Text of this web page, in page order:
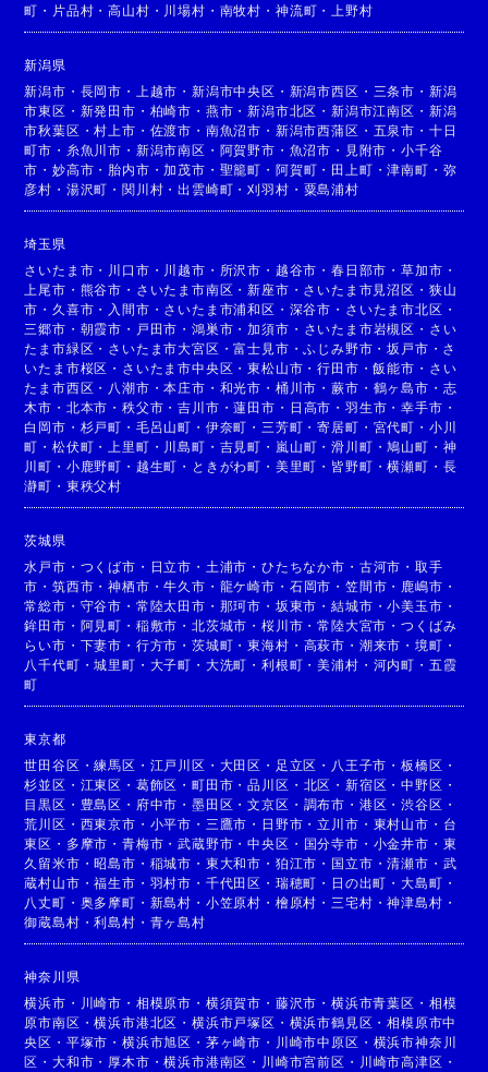
町 ・ 片品村 ・高山村 ・ 川場村 ・ 南牧村 ・ 神流町 ・ 上野村
新潟県
新潟市 ・ 長岡市 ・ 上越市 ・新潟市中央区 ・ 新潟市西区 ・ 三条市 ・ 新潟
市東区 ・ 新発田市 ・ 柏崎市 ・ 燕市 ・新潟市北区 ・新潟市江南区 ・ 新潟
市秋葉区 ・村上市 ・ 佐渡市 ・ 南魚沼市 ・ 新潟市西蒲区 ・ 五泉市 ・ 十日
町市 ・ 糸魚川市 ・ 新潟市南区 ・ 阿賀野市 ・ 魚沼市 ・ 見附市 ・小千谷
市 ・妙高市 ・ 胎内市 ・加茂市 ・ 聖籠町 ・ 阿賀町 ・ 田上町 ・津南町 ・ 弥
彦村 ・ 湯沢町 ・関川村 ・出雲崎町 ・刈羽村 ・ 粟島浦村
埼玉県
さいたま市 ・ 川口市 ・ 川越市 ・ 所沢市 ・ 越谷市 ・春日部市 ・草加市 ・
上尾市 ・ 熊谷市 ・ さいたま市南区 ・新座市 ・ さいたま市見沼区 ・ 狭山
市 ・ 久喜市 ・ 入間市 ・ さいたま市浦和区 ・ 深谷市 ・ さいたま市北区 ・
三郷市 ・ 朝霞市 ・ 戸田市 ・鴻巣市 ・加須市 ・ さいたま市岩槻区 ・ さい
たま市緑区 ・ さいたま市大宮区 ・富士見市 ・ふじみ野市 ・坂戸市 ・ さ
いたま市桜区 ・ さいたま市中央区 ・東松山市 ・行田市 ・飯能市 ・ さい
たま市西区 ・ 八潮市 ・本庄市 ・ 和光市 ・ 桶川市 ・蕨市 ・ 鶴ヶ島市 ・ 志
木市 ・ 北本市 ・秩父市 ・吉川市 ・蓮田市 ・ 日高市 ・ 羽生市 ・幸手市 ・
白岡市 ・ 杉戸町 ・ 毛呂山町 ・ 伊奈町 ・ 三芳町 ・寄居町 ・ 宮代町 ・ 小川
町 ・松伏町 ・ 上里町 ・ 川島町 ・ 吉見町 ・ 嵐山町 ・滑川町 ・鳩山町 ・ 神
川町 ・ 小鹿野町 ・ 越生町 ・ ときがわ町 ・ 美里町 ・ 皆野町 ・横瀬町 ・ 長
瀞町 ・ 東秩父村
茨城県
水戸市 ・ つくば市 ・ 日立市 ・ 土浦市 ・ひたちなか市 ・ 古河市 ・ 取手
市 ・筑西市 ・神栖市 ・牛久市 ・ 龍ケ崎市 ・ 石岡市 ・ 笠間市 ・ 鹿嶋市 ・
常総市 ・ 守谷市 ・ 常陸太田市 ・ 那珂市 ・ 坂東市 ・結城市 ・小美玉市 ・
鉾田市 ・ 阿見町 ・ 稲敷市 ・北茨城市 ・桜川市 ・常陸大宮市 ・つくばみ
らい市 ・ 下妻市 ・ 行方市 ・茨城町 ・東海村 ・ 高萩市 ・ 潮来市 ・ 境町 ・
八千代町 ・城里町 ・ 大子町 ・ 大洗町 ・利根町 ・美浦村 ・ 河内町 ・ 五霞
町
東京都
世田谷区 ・練馬区 ・ 江戸川区 ・ 大田区 ・ 足立区 ・ 八王子市 ・板橋区 ・
杉並区 ・ 江東区 ・ 葛飾区 ・町田市 ・品川区 ・ 北区 ・ 新宿区 ・中野区 ・
目黒区 ・ 豊島区 ・ 府中市 ・墨田区 ・文京区 ・ 調布市 ・ 港区 ・渋谷区 ・
荒川区 ・ 西東京市 ・ 小平市 ・ 三鷹市 ・ 日野市 ・立川市 ・ 東村山市 ・ 台
東区 ・ 多摩市 ・青梅市 ・武蔵野市 ・中央区 ・ 国分寺市 ・ 小金井市 ・ 東
久留米市 ・昭島市 ・ 稲城市 ・ 東大和市 ・ 狛江市 ・ 国立市 ・清瀬市 ・ 武
蔵村山市 ・福生市 ・ 羽村市 ・ 千代田区 ・ 瑞穂町 ・ 日の出町 ・大島町 ・
八丈町 ・ 奥多摩町 ・ 新島村 ・ 小笠原村 ・ 檜原村 ・ 三宅村 ・神津島村 ・
御蔵島村 ・利島村 ・ 青ヶ島村
神奈川県
横浜市 ・ 川崎市 ・ 相模原市 ・ 横須賀市 ・ 藤沢市 ・横浜市青葉区 ・ 相模
原市南区 ・横浜市港北区 ・横浜市戸塚区 ・ 横浜市鶴見区 ・相模原市中
央区 ・ 平塚市 ・横浜市旭区 ・ 茅ヶ崎市 ・ 川崎市中原区 ・ 横浜市神奈川
区 ・大和市 ・ 厚木市 ・横浜市港南区 ・ 川崎市宮前区 ・ 川崎市高津区 ・